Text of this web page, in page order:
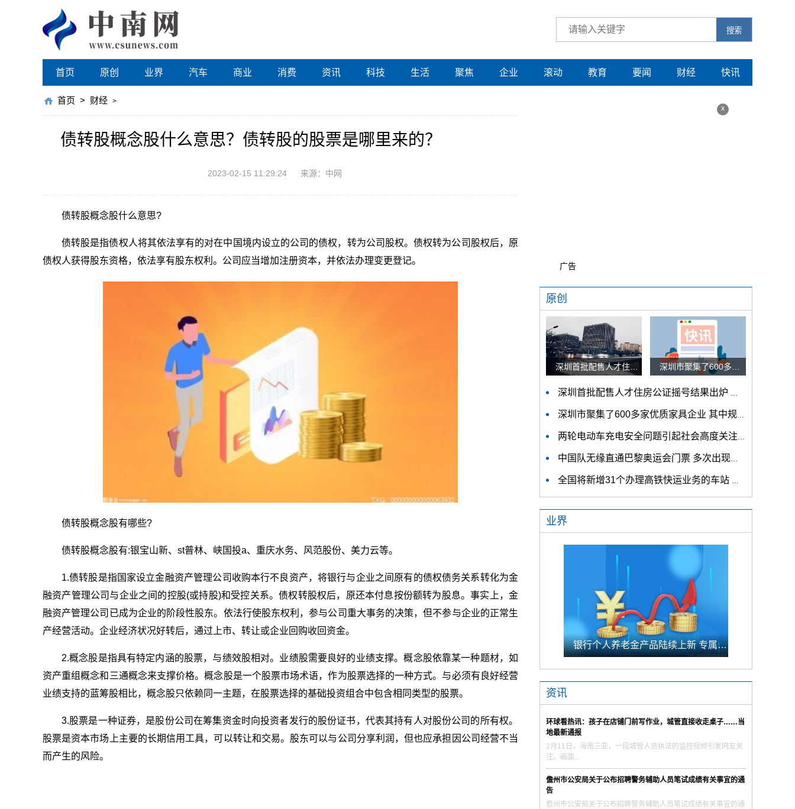
搜索
首页 原创 业界 汽车 商业 消费 资讯 科技 生活 聚焦 企业 滚动 教育 要闻 财经 快讯
首页 > 财经 >
债转股概念股什么意思？债转股的股票是哪里来的？
2023-02-15 11:29:24 来源：中网
债转股概念股什么意思?
债转股是指债权人将其依法享有的对在中国境内设立的公司的债权，转为公司股权。债权转为公司股权后，原
债权人获得股东资格，依法享有股东权利。公司应当增加注册资本，并依法办理变更登记。
债转股概念股有哪些?
债转股概念股有:银宝山新、st普林、峡国投a、重庆水务、风范股份、美力云等。
1.债转股是指国家设立金融资产管理公司收购本行不良资产，将银行与企业之间原有的债权债务关系转化为金
融资产管理公司与企业之间的控股(或持股)和受控关系。债权转股权后，原还本付息按份额转为股息。事实上，金
融资产管理公司已成为企业的阶段性股东。依法行使股东权利，参与公司重大事务的决策，但不参与企业的正常生
产经营活动。企业经济状况好转后，通过上市、转让或企业回购收回资金。
2.概念股是指具有特定内涵的股票，与绩效股相对。业绩股需要良好的业绩支撑。概念股依靠某一种题材，如
资产重组概念和三通概念来支撑价格。概念股是一个股票市场术语，作为股票选择的一种方式。与必须有良好经营
业绩支持的蓝筹股相比，概念股只依赖同一主题，在股票选择的基础投资组合中包含相同类型的股票。
3.股票是一种证券，是股份公司在筹集资金时向投资者发行的股份证书，代表其持有人对股份公司的所有权。
股票是资本市场上主要的长期信用工具，可以转让和交易。股东可以与公司分享利润，但也应承担因公司经营不当
而产生的风险。
x
广告
原创
深圳首批配售人才住房公证摇号结果出炉 认购家庭将于12月9日起选房
深圳市聚集了600多家优质家具企业 其中规模以上企业占比90%
两轮电动车充电安全问题引起社会高度关注 多措并举强化充电安全监管
中国队无缘直通巴黎奥运会门票 多次出现失误平衡木唐茜靖、罗蕊掉木
全国将新增31个办理高铁快运业务的车站 高铁快运车站将达280个
业界
银行个人养老金产品陆续上新 专属储蓄期限偏1年至5年的中长期
资讯
环球看热讯：孩子在店铺门前写作业，城管直接收走桌子……当
地最新通报
2月11日，海南三亚，一段城管人员执法的监控视频引发网友关
注。画面...
儋州市公安局关于公布招聘警务辅助人员笔试成绩有关事宜的通
告
儋州市公安局关于公布招聘警务辅助人员笔试成绩有关事宜的通